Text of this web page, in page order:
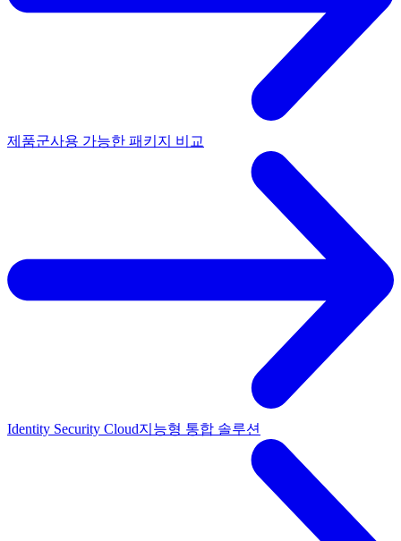
제품군사용 가능한 패키지 비교
Identity Security Cloud지능형 통합 솔루션